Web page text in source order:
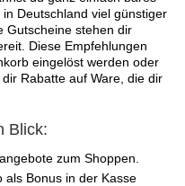
Deutschland viel günstiger
Gutscheine stehen dir
Diese Empfehlungen
eingelöst werden oder
Rabatte auf Ware, die dir
Blick:
zum Shoppen.
als Bonus in der Kasse